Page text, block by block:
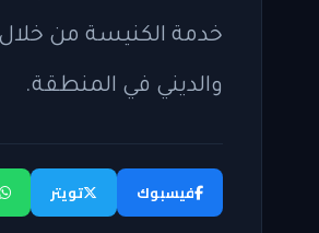
خدمة الكنيسة من خلال
والديني في المنطقة.
فيسبوك تويتر